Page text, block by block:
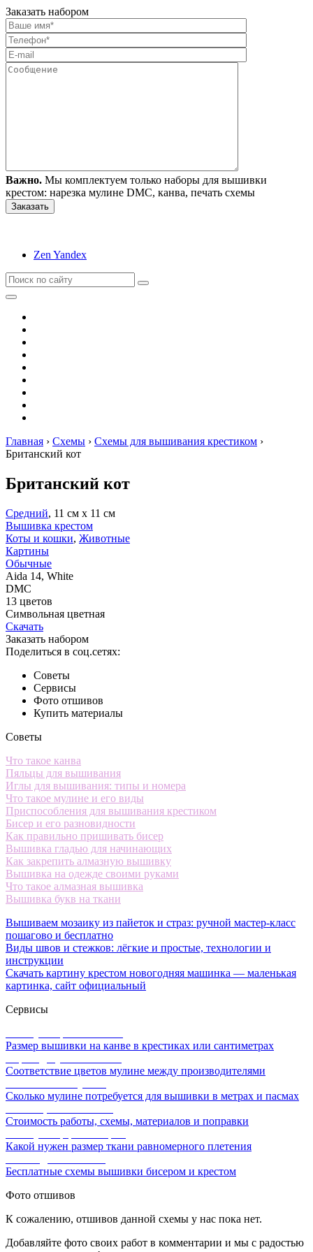
Заказать набором
Важно. Мы комплектуем только наборы для вышивки
крестом: нарезка мулине DMC, канва, печать схемы
Zen Yandex
Главная › Схемы › Схемы для вышивания крестиком ›
Британский кот
Британский кот
Средний, 11 см х 11 см
Вышивка крестом
Коты и кошки, Животные
Картины
Обычные
Aida 14, White
DMC
13 цветов
Символьная цветная
Скачать
Заказать набором
Поделиться в соц.сетях:
Советы
Сервисы
Фото отшивов
Купить материалы
Советы
Что такое канва
Пяльцы для вышивания
Иглы для вышивания: типы и номера
Что такое мулине и его виды
Приспособления для вышивания крестиком
Бисер и его разновидности
Как правильно пришивать бисер
Вышивка гладью для начинающих
Как закрепить алмазную вышивку
Вышивка на одежде своими руками
Что такое алмазная вышивка
Вышивка букв на ткани
Вышиваем мозаику из пайеток и страз: ручной мастер-класс
пошагово и бесплатно
Виды швов и стежков: лёгкие и простые, технологии и
инструкции
Скачать картину крестом новогодняя машинка — маленькая
картинка, сайт официальный
Сервисы
Размер вышивки на канве в крестиках или сантиметрах
Соответствие цветов мулине между производителями
Сколько мулине потребуется для вышивки в метрах и пасмах
Стоимость работы, схемы, материалов и поправки
Какой нужен размер ткани равномерного плетения
Бесплатные схемы вышивки бисером и крестом
Фото отшивов
К сожалению, отшивов данной схемы у нас пока нет.
Добавляйте фото своих работ в комментарии и мы с радостью